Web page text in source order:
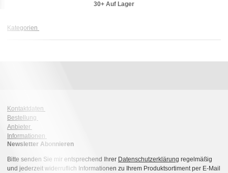
30+ Auf Lager
Kategorien
Kontaktdaten
Bestellung
Anbieter
Informationen
Newsletter Abonnieren
Bitte senden Sie mir entsprechend Ihrer Datenschutzerklärung regelmäßig
und jederzeit widerruflich Informationen zu Ihrem Produktsortiment per E-Mail